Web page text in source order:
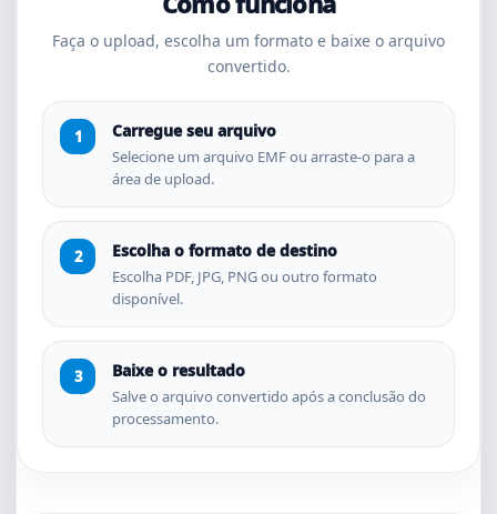
Faça o upload, escolha um formato e baixe o arquivo
convertido.
Carregue seu arquivo
Selecione um arquivo EMF ou arraste-o para a
área de upload.
Escolha o formato de destino
Escolha PDF, JPG, PNG ou outro formato
disponível.
Baixe o resultado
Salve o arquivo convertido após a conclusão do
processamento.